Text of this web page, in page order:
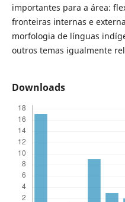
importantes para a área:
fronteiras internas e
morfologia de línguas
outros temas igualmente
Downloads